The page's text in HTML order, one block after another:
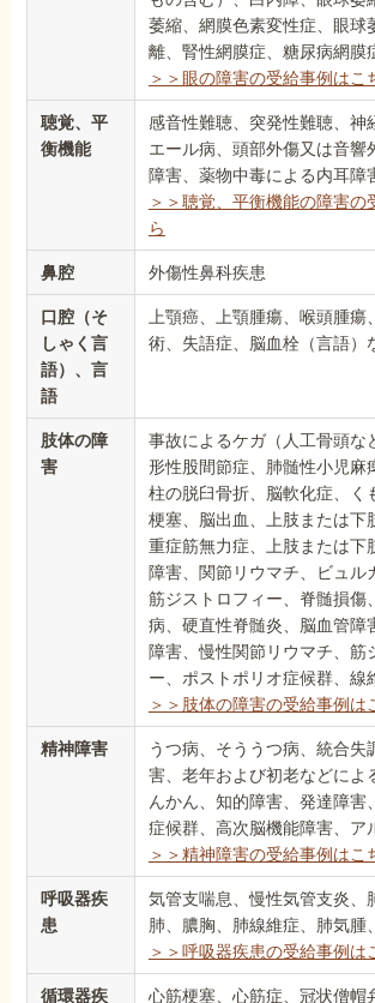
萎縮、網膜色素変性症、眼球
離、腎性網膜症、糖尿病網膜
＞＞眼の障害の受給事例はこ
聴覚、平
衡機能
感音性難聴、突発性難聴、神
エール病、頭部外傷又は音響
障害、薬物中毒による内耳障
＞＞聴覚、平衡機能の障害の
ら
鼻腔 外傷性鼻科疾患
口腔（そ
しゃく言
語）、言
語
上顎癌、上顎腫瘍、喉頭腫瘍
術、失語症、脳血栓（言語）
肢体の障
害
事故によるケガ（人工骨頭な
形性股間節症、肺髄性小児麻
柱の脱臼骨折、脳軟化症、く
梗塞、脳出血、上肢または下
重症筋無力症、上肢または下
障害、関節リウマチ、ビュル
筋ジストロフィー、脊髄損傷
病、硬直性脊髄炎、脳血管障
障害、慢性関節リウマチ、筋
ー、ポストポリオ症候群、線
＞＞肢体の障害の受給事例は
精神障害
うつ病、そううつ病、統合失
害、老年および初老などによ
んかん、知的障害、発達障害
症候群、高次脳機能障害、ア
＞＞精神障害の受給事例はこ
呼吸器疾
患
気管支喘息、慢性気管支炎、
肺、膿胸、肺線維症、肺気腫
＞＞呼吸器疾患の受給事例は
循環器疾
心筋梗塞、心筋症、冠状僧帽